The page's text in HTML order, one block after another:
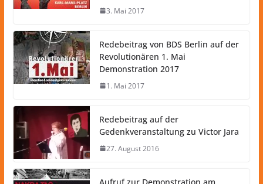
3. Mai 2017
Redebeitrag von BDS Berlin auf der
Revolutionären 1. Mai
Demonstration 2017
1. Mai 2017
Redebeitrag auf der
Gedenkveranstaltung zu Victor Jara
27. August 2016
Aufruf zur Demonstration am